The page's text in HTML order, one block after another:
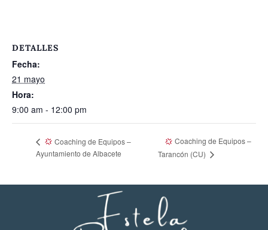
DETALLES
Fecha:
21 mayo
Hora:
9:00 am - 12:00 pm
Coaching de Equipos –
Ayuntamiento de Albacete
Coaching de Equipos –
Tarancón (CU)